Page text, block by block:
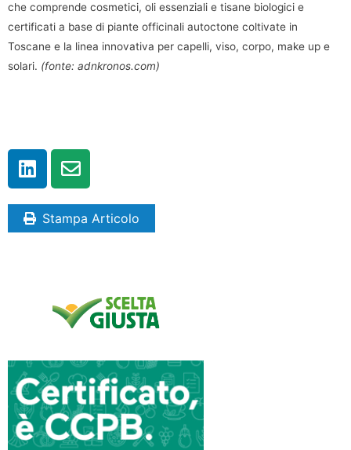
che comprende cosmetici, oli essenziali e tisane biologici e
certificati a base di piante officinali autoctone coltivate in
Toscane e la linea innovativa per capelli, viso, corpo, make up e
solari. (fonte: adnkronos.com)
Stampa Articolo